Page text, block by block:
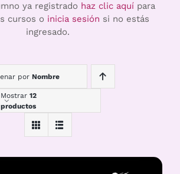
ya registrado haz clic aquípara
cursos o inicia sesión si no estás
ingresado.
por Nombre
Mostrar 12
productos